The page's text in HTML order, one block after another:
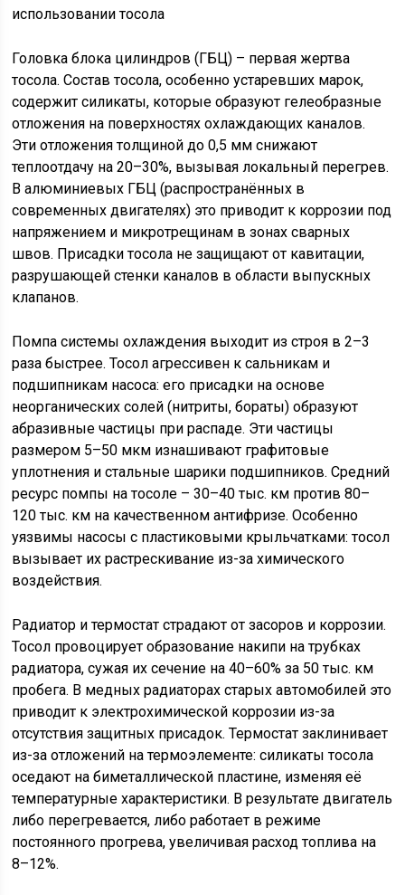
Головка блока цилиндров (ГБЦ) – первая жертва
тосола. Состав тосола, особенно устаревших марок,
содержит силикаты, которые образуют гелеобразные
отложения на поверхностях охлаждающих каналов.
Эти отложения толщиной до 0,5 мм снижают
теплоотдачу на 20–30%, вызывая локальный перегрев.
В алюминиевых ГБЦ (распространённых в
современных двигателях) это приводит к коррозии под
напряжением и микротрещинам в зонах сварных
швов. Присадки тосола не защищают от кавитации,
разрушающей стенки каналов в области выпускных
клапанов.
Помпа системы охлаждения выходит из строя в 2–3
раза быстрее. Тосол агрессивен к сальникам и
подшипникам насоса: его присадки на основе
неорганических солей (нитриты, бораты) образуют
абразивные частицы при распаде. Эти частицы
размером 5–50 мкм изнашивают графитовые
уплотнения и стальные шарики подшипников. Средний
ресурс помпы на тосоле – 30–40 тыс. км против 80–
120 тыс. км на качественном антифризе. Особенно
уязвимы насосы с пластиковыми крыльчатками: тосол
вызывает их растрескивание из-за химического
воздействия.
Радиатор и термостат страдают от засоров и коррозии.
Тосол провоцирует образование накипи на трубках
радиатора, сужая их сечение на 40–60% за 50 тыс. км
пробега. В медных радиаторах старых автомобилей это
приводит к электрохимической коррозии из-за
отсутствия защитных присадок. Термостат заклинивает
из-за отложений на термоэлементе: силикаты тосола
оседают на биметаллической пластине, изменяя её
температурные характеристики. В результате двигатель
либо перегревается, либо работает в режиме
постоянного прогрева, увеличивая расход топлива на
8–12%.